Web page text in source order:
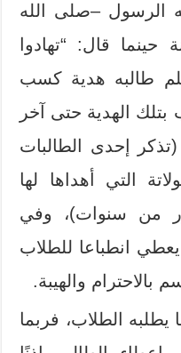
الرسول –صلى الله
قال: “تهادوا
طالبه هدية كسب
بتلك الهدية حتى آخر
إحدى الطالبات
التي أهداها لها
من سنوات)، وفي
يعطي انطباعا للطلاب
بالاحترام والهيبة.
الطلاب، فربما